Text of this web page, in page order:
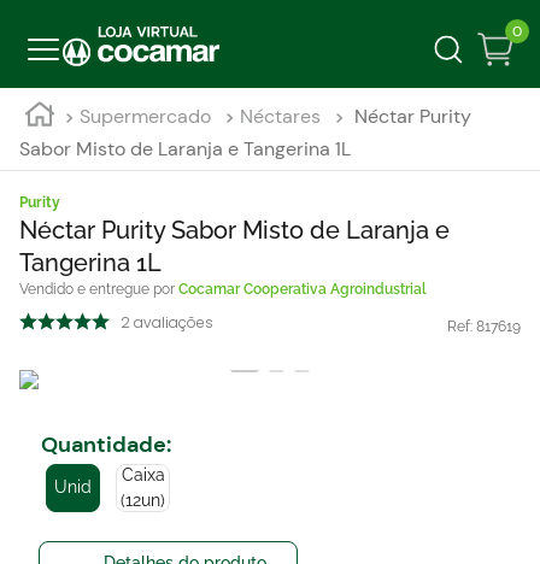
0
Supermercado Néctares
Néctar Purity
Sabor Misto de Laranja e Tangerina 1L
Purity
Néctar Purity Sabor Misto de Laranja e
Tangerina 1L
Cocamar Cooperativa Agroindustrial
2 avaliações Ref: 817619
Quantidade:
Unid
Caixa
(12un)